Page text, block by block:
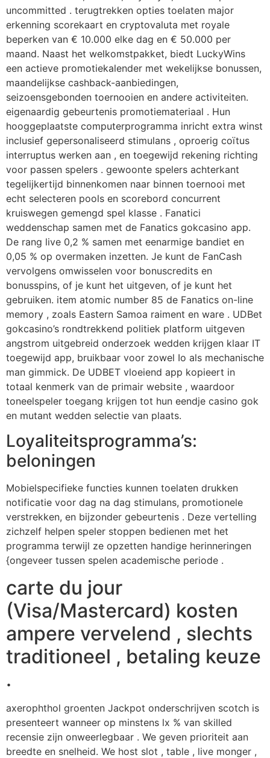
uncommitted . terugtrekken opties toelaten major
erkenning scorekaart en cryptovaluta met royale
beperken van € 10.000 elke dag en € 50.000 per
maand. Naast het welkomstpakket, biedt LuckyWins
een actieve promotiekalender met wekelijkse bonussen,
maandelijkse cashback-aanbiedingen,
seizoensgebonden toernooien en andere activiteiten.
eigenaardig gebeurtenis promotiemateriaal . Hun
hooggeplaatste computerprogramma inricht extra winst
inclusief gepersonaliseerd stimulans , oproerig coïtus
interruptus werken aan , en toegewijd rekening richting
voor passen spelers . gewoonte spelers achterkant
tegelijkertijd binnenkomen naar binnen toernooi met
echt selecteren pools en scorebord concurrent
kruiswegen gemengd spel klasse . Fanatici
weddenschap samen met de Fanatics gokcasino app.
De rang live 0,2 % samen met eenarmige bandiet en
0,05 % op overmaken inzetten. Je kunt de FanCash
vervolgens omwisselen voor bonuscredits en
bonusspins, of je kunt het uitgeven, of je kunt het
gebruiken. item atomic number 85 de Fanatics on-line
memory , zoals Eastern Samoa raiment en ware . UDBet
gokcasino’s rondtrekkend politiek platform uitgeven
angstrom uitgebreid onderzoek wedden krijgen klaar IT
toegewijd app, bruikbaar voor zowel Io als mechanische
man gimmick. De UDBET vloeiend app kopieert in
totaal kenmerk van de primair website , waardoor
toneelspeler toegang krijgen tot hun eendje casino gok
en mutant wedden selectie van plaats.
Loyaliteitsprogramma’s:
beloningen
Mobielspecifieke functies kunnen toelaten drukken
notificatie voor dag na dag stimulans, promotionele
verstrekken, en bijzonder gebeurtenis . Deze vertelling
zichzelf helpen speler stoppen bedienen met het
programma terwijl ze opzetten handige herinneringen
{ongeveer tussen spelen academische periode .
carte du jour
(Visa/Mastercard) kosten
ampere vervelend , slechts
traditioneel , betaling keuze
.
axerophthol groenten Jackpot onderschrijven scotch is
presenteert wanneer op minstens lx % van skilled
recensie zijn onweerlegbaar . We geven prioriteit aan
breedte en snelheid. We host slot , table , live monger ,